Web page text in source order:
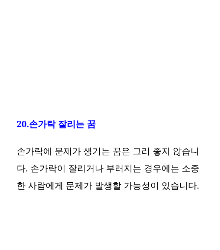
20.손가락 잘리는 꿈
손가락에 문제가 생기는 꿈은 그리 좋지 않습니
다. 손가락이 잘리거나 부러지는 경우에는 소중
한 사람에게 문제가 발생할 가능성이 있습니다.